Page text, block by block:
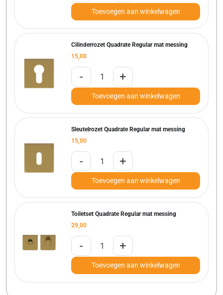
Toevoegen aan winkelwagen
Cilinderrozet Quadrate Regular mat messing
15,00
- +
Toevoegen aan winkelwagen
Sleutelrozet Quadrate Regular mat messing
15,00
- +
Toevoegen aan winkelwagen
Toiletset Quadrate Regular mat messing
29,00
- +
Toevoegen aan winkelwagen